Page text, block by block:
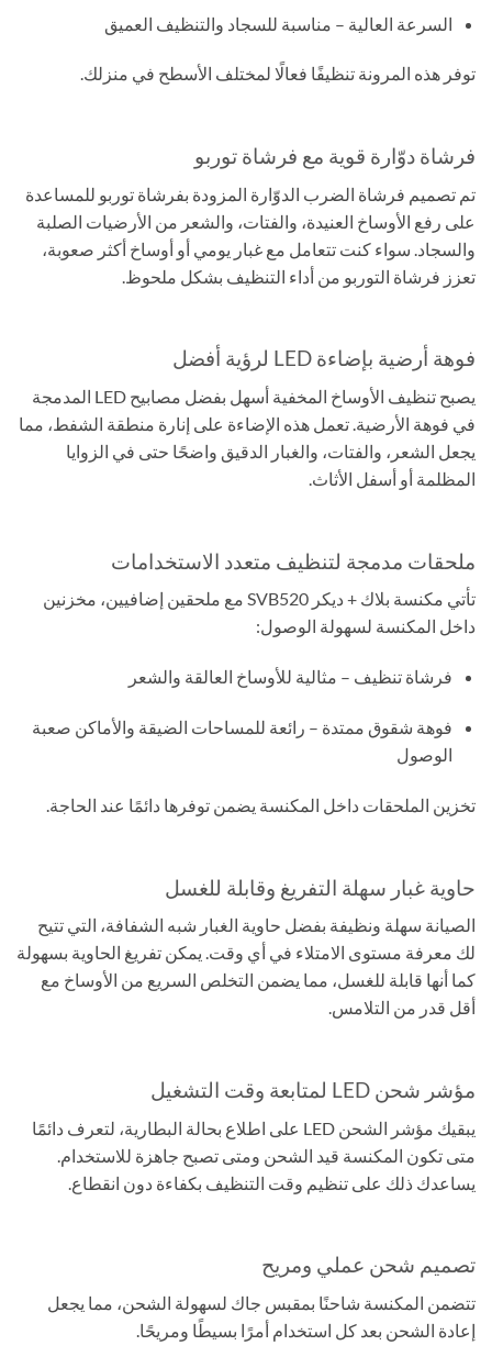
السرعة العالية – مناسبة للسجاد والتنظيف العميق
توفر هذه المرونة تنظيفًا فعالًا لمختلف الأسطح في منزلك.
فرشاة دوّارة قوية مع فرشاة توربو
تم تصميم فرشاة الضرب الدوّارة المزودة بفرشاة توربو للمساعدة
على رفع الأوساخ العنيدة، والفتات، والشعر من الأرضيات الصلبة
والسجاد. سواء كنت تتعامل مع غبار يومي أو أوساخ أكثر صعوبة،
تعزز فرشاة التوربو من أداء التنظيف بشكل ملحوظ.
فوهة أرضية بإضاءة LED لرؤية أفضل
يصبح تنظيف الأوساخ المخفية أسهل بفضل مصابيح LED المدمجة
في فوهة الأرضية. تعمل هذه الإضاءة على إنارة منطقة الشفط، مما
يجعل الشعر، والفتات، والغبار الدقيق واضحًا حتى في الزوايا
المظلمة أو أسفل الأثاث.
ملحقات مدمجة لتنظيف متعدد الاستخدامات
تأتي مكنسة بلاك + ديكر SVB520 مع ملحقين إضافيين، مخزنين
داخل المكنسة لسهولة الوصول:
فرشاة تنظيف – مثالية للأوساخ العالقة والشعر
فوهة شقوق ممتدة – رائعة للمساحات الضيقة والأماكن صعبة
الوصول
تخزين الملحقات داخل المكنسة يضمن توفرها دائمًا عند الحاجة.
حاوية غبار سهلة التفريغ وقابلة للغسل
الصيانة سهلة ونظيفة بفضل حاوية الغبار شبه الشفافة، التي تتيح
لك معرفة مستوى الامتلاء في أي وقت. يمكن تفريغ الحاوية بسهولة
كما أنها قابلة للغسل، مما يضمن التخلص السريع من الأوساخ مع
أقل قدر من التلامس.
مؤشر شحن LED لمتابعة وقت التشغيل
يبقيك مؤشر الشحن LED على اطلاع بحالة البطارية، لتعرف دائمًا
متى تكون المكنسة قيد الشحن ومتى تصبح جاهزة للاستخدام.
يساعدك ذلك على تنظيم وقت التنظيف بكفاءة دون انقطاع.
تصميم شحن عملي ومريح
تتضمن المكنسة شاحنًا بمقبس جاك لسهولة الشحن، مما يجعل
إعادة الشحن بعد كل استخدام أمرًا بسيطًا ومريحًا.